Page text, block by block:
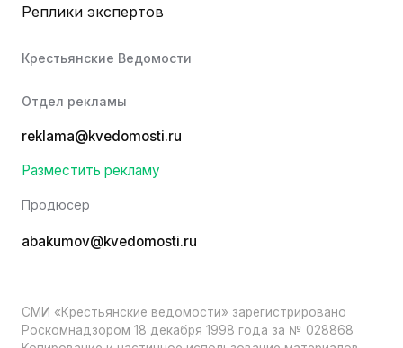
Реплики экспертов
Крестьянские Ведомости
Отдел рекламы
reklama@kvedomosti.ru
Разместить рекламу
Продюсер
abakumov@kvedomosti.ru
СМИ «Крестьянские ведомости» зарегистрировано
Роскомнадзором 18 декабря 1998 года за № 028868